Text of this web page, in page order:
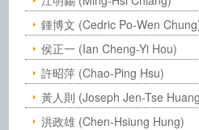
鍾博文 (Cedric Po-Wen
侯正一 (Ian Cheng-Yi Hou)
許昭萍 (Chao-Ping Hsu)
黃人則 (Joseph Jen-Tse
洪政雄 (Chen-Hsiung Hung)